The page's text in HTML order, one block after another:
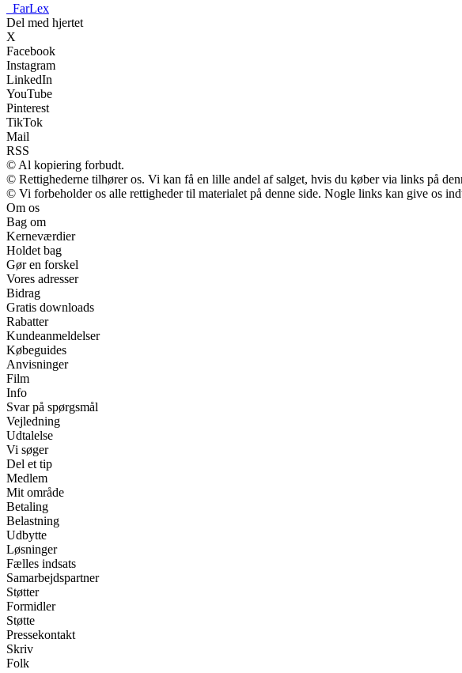
FarLex
Del med hjertet
X
Facebook
Instagram
LinkedIn
YouTube
Pinterest
TikTok
Mail
RSS
© Al kopiering forbudt.
© Rettighederne tilhører os. Vi kan få en lille andel af salget, hvis du køber via links på
© Vi forbeholder os alle rettigheder til materialet på denne side. Nogle links kan give os
Om os
Bag om
Kerneværdier
Holdet bag
Gør en forskel
Vores adresser
Bidrag
Gratis downloads
Rabatter
Kundeanmeldelser
Købeguides
Anvisninger
Film
Info
Svar på spørgsmål
Vejledning
Udtalelse
Vi søger
Del et tip
Medlem
Mit område
Betaling
Belastning
Udbytte
Løsninger
Fælles indsats
Samarbejdspartner
Støtter
Formidler
Støtte
Pressekontakt
Skriv
Folk